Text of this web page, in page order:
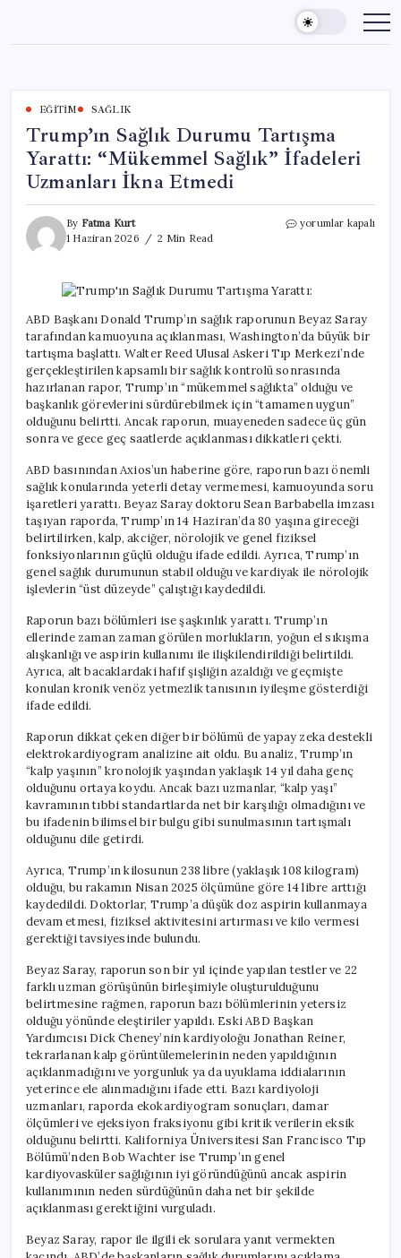
content
EĞITIM SAĞLIK
Trump’ın Sağlık Durumu Tartışma
Yarattı: “Mükemmel Sağlık” İfadeleri
Uzmanları İkna Etmedi
By Fatma Kurt
1 Haziran 2026
2 Min Read
Trump’ın
“Mükemmel
Sağlık”
İfadeleri
Uzmanları
İkna
Etmedi
için
yorumlar kapalı
ABD Başkanı Donald Trump’ın sağlık raporunun Beyaz Saray
tarafından kamuoyuna açıklanması, Washington’da büyük bir
tartışma başlattı. Walter Reed Ulusal Askeri Tıp Merkezi’nde
gerçekleştirilen kapsamlı bir sağlık kontrolü sonrasında
hazırlanan rapor, Trump’ın “mükemmel sağlıkta” olduğu ve
başkanlık görevlerini sürdürebilmek için “tamamen uygun”
olduğunu belirtti. Ancak raporun, muayeneden sadece üç gün
sonra ve gece geç saatlerde açıklanması dikkatleri çekti.
ABD basınından Axios’un haberine göre, raporun bazı önemli
sağlık konularında yeterli detay vermemesi, kamuoyunda soru
işaretleri yarattı. Beyaz Saray doktoru Sean Barbabella imzası
taşıyan raporda, Trump’ın 14 Haziran’da 80 yaşına gireceği
belirtilirken, kalp, akciğer, nörolojik ve genel fiziksel
fonksiyonlarının güçlü olduğu ifade edildi. Ayrıca, Trump’ın
genel sağlık durumunun stabil olduğu ve kardiyak ile nörolojik
işlevlerin “üst düzeyde” çalıştığı kaydedildi.
Raporun bazı bölümleri ise şaşkınlık yarattı. Trump’ın
ellerinde zaman zaman görülen morlukların, yoğun el sıkışma
alışkanlığı ve aspirin kullanımı ile ilişkilendirildiği belirtildi.
Ayrıca, alt bacaklardaki hafif şişliğin azaldığı ve geçmişte
konulan kronik venöz yetmezlik tanısının iyileşme gösterdiği
ifade edildi.
Raporun dikkat çeken diğer bir bölümü de yapay zeka destekli
elektrokardiyogram analizine ait oldu. Bu analiz, Trump’ın
“kalp yaşının” kronolojik yaşından yaklaşık 14 yıl daha genç
olduğunu ortaya koydu. Ancak bazı uzmanlar, “kalp yaşı”
kavramının tıbbi standartlarda net bir karşılığı olmadığını ve
bu ifadenin bilimsel bir bulgu gibi sunulmasının tartışmalı
olduğunu dile getirdi.
Ayrıca, Trump’ın kilosunun 238 libre (yaklaşık 108 kilogram)
olduğu, bu rakamın Nisan 2025 ölçümüne göre 14 libre arttığı
kaydedildi. Doktorlar, Trump’a düşük doz aspirin kullanmaya
devam etmesi, fiziksel aktivitesini artırması ve kilo vermesi
gerektiği tavsiyesinde bulundu.
Beyaz Saray, raporun son bir yıl içinde yapılan testler ve 22
farklı uzman görüşünün birleşimiyle oluşturulduğunu
belirtmesine rağmen, raporun bazı bölümlerinin yetersiz
olduğu yönünde eleştiriler yapıldı. Eski ABD Başkan
Yardımcısı Dick Cheney’nin kardiyoloğu Jonathan Reiner,
tekrarlanan kalp görüntülemelerinin neden yapıldığının
açıklanmadığını ve yorgunluk ya da uyuklama iddialarının
yeterince ele alınmadığını ifade etti. Bazı kardiyoloji
uzmanları, raporda ekokardiyogram sonuçları, damar
ölçümleri ve ejeksiyon fraksiyonu gibi kritik verilerin eksik
olduğunu belirtti. Kaliforniya Üniversitesi San Francisco Tıp
Bölümü’nden Bob Wachter ise Trump’ın genel
kardiyovasküler sağlığının iyi göründüğünü ancak aspirin
kullanımının neden sürdüğünün daha net bir şekilde
açıklanması gerektiğini vurguladı.
Beyaz Saray, rapor ile ilgili ek sorulara yanıt vermekten